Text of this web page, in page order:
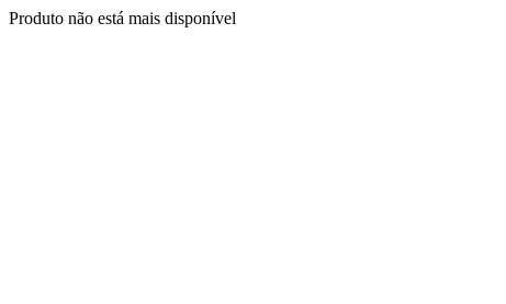
Produto não está mais disponível